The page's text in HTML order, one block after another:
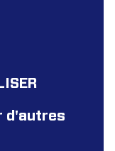
d'autres